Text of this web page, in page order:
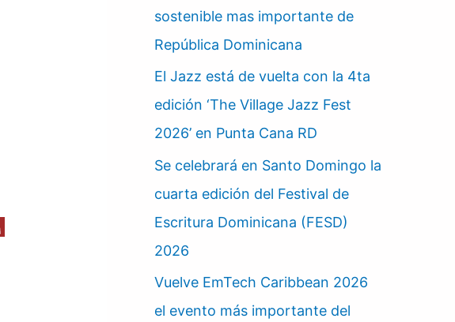
sostenible mas importante de
República Dominicana
El Jazz está de vuelta con la 4ta
edición ‘The Village Jazz Fest
2026’ en Punta Cana RD
Se celebrará en Santo Domingo la
cuarta edición del Festival de
Escritura Dominicana (FESD)
2026
Vuelve EmTech Caribbean 2026
el evento más importante del